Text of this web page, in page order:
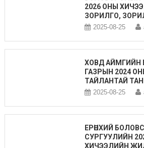
2026 ОНЫ
ЗОРИЛГО,
2025-08-25
ХОВД АЙМГИЙН
ГАЗРЫН 2024
ТАЙЛАНТАЙ
2025-08-25
ЕРӨНХИЙ
СУРГУУЛИЙН
ХИЧЭЭЛИЙН